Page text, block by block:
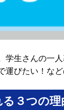
生さんの一
運びたい！な
３つの理